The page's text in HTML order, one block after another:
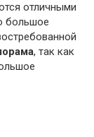
отличными
большое
, так как